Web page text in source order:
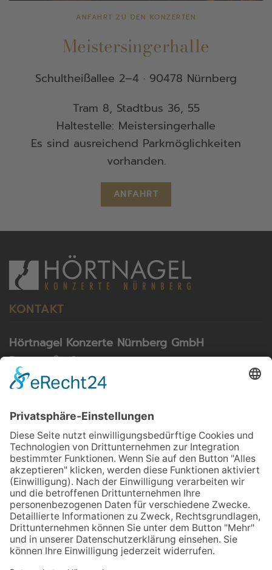
ANFAHRT ZU DEN KONZERTEN
Meistersingerhalle
Schultheißallee 2–4 · 90478 Nürnberg
Tram 8, Stadtbus 36, 55
Haltestelle: Meistersingerhalle
Es sind ausreichend Parkmöglichkeiten
vorhanden.
ANFAHRT
KONTAKT
Hörtnagel Konzerte Nürnberg GmbH
Rosastraße 9
79098 Freiburg
Telefon: 0911 55 80 03
Telefax: 0911 55 04 22
E-Mail:info@konzerte-hoertnagel.de
NEWSLETTER
Melden Sie sich für unseren Newsletter an und